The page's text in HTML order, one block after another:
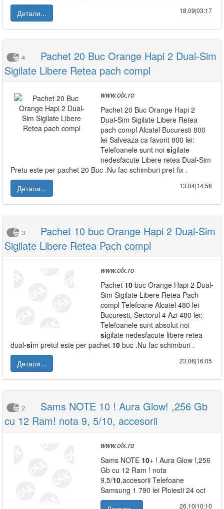
Детали...
18.09|03:17
4
Pachet 20 Buc Orange Hapi 2 Dual-Sim
Sigilate Libere Retea pach compl
www.olx.ro
Pachet 20 Buc Orange Hapi 2
Dual-Sim Sigilate Libere Retea
pach compl Alcatel Bucuresti 800
lei Salveaza ca favorit 800 lei:
Telefoanele sunt noi sigilate
nedesfacute Libere retea Dual-Sim
Pretu este per pachet 20 Buc .Nu fac schimburi pret fix .
Детали...
13.04|14:56
3
Pachet 10 buc Orange Hapi 2 Dual-Sim
Sigilate Libere Retea Pach compl
www.olx.ro
Pachet 10 buc Orange Hapi 2 Dual-
Sim Sigilate Libere Retea Pach
compl Telefoane Alcatel 480 lei
Bucuresti, Sectorul 4 Azi 480 lei:
Telefoanele sunt absolut noi
sigilate nedesfacute libere retea
dual-sim pretul este per pachet 10 buc .Nu fac schimburi .
Детали...
23.06|16:05
2
Sams NOTE 10 ! Aura Glow! ,256 Gb
cu 12 Ram! nota 9, 5/10, accesorii
www.olx.ro
Sams NOTE 10+ ! Aura Glow !,256
Gb cu 12 Ram ! nota
9,5/10,accesorii Telefoane
Samsung 1 790 lei Ploiesti 24 oct
26.10|10:10